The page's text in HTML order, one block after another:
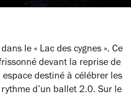
le « Lac des cygnes ». Ce
devant la reprise de
destiné à célébrer les
d’un ballet 2.0. Sur le